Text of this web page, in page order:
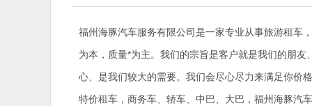
福州海豚汽车服务有限公司是一家专业从事旅游租车
为本，质量*为主。我们的宗旨是客户就是我们的朋
心、是我们较大的需要。我们会尽心尽力来满足你价
特价租车，商务车、轿车、中巴、大巴，福州海豚汽